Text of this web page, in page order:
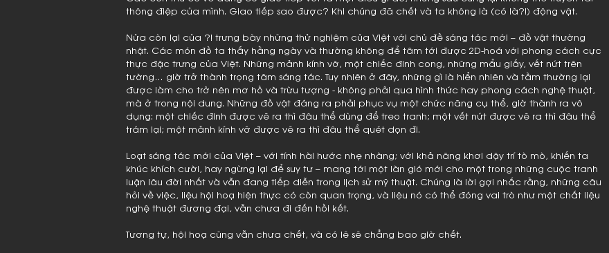
thông điệp của mình. Giao tiếp sao được? Khi chúng đã chết và ta không là (có là?!) động vật.
Nửa còn lại của ?! trưng bày những thử nghiệm của Việt với chủ đề sáng tác mới – đồ vật thường
nhật. Các món đồ ta thấy hằng ngày và thường không để tâm tới được 2D-hoá với phong cách cực
thực đặc trưng của Việt. Những mảnh kính vỡ, một chiếc đinh cong, những mẩu giấy, vết nứt trên
tường… giờ trở thành trọng tâm sáng tác. Tuy nhiên ở đây, những gì là hiển nhiên và tầm thường lại
được làm cho trở nên mơ hồ và trừu tượng - không phải qua hình thức hay phong cách nghệ thuật,
mà ở trong nội dung. Những đồ vật đáng ra phải phục vụ một chức năng cụ thể, giờ thành ra vô
dụng: một chiếc đinh được vẽ ra thì đâu thể dùng để treo tranh; một vết nứt được vẽ ra thì đâu thể
trám lại; một mảnh kính vỡ được vẽ ra thì đâu thể quét dọn đi.
Loạt sáng tác mới của Việt – với tính hài hước nhẹ nhàng; với khả năng khơi dậy trí tò mò, khiến ta
khúc khích cười, hay ngừng lại để suy tư – mang tới một làn gió mới cho một trong những cuộc tranh
luận lâu đời nhất và vẫn đang tiếp diễn trong lịch sử mỹ thuật. Chúng là lời gợi nhắc rằng, những câu
hỏi về việc, liệu hội hoạ hiện thực có còn quan trọng, và liệu nó có thể đóng vai trò như một chất liệu
nghệ thuật đương đại, vẫn chưa đi đến hồi kết.
Tương tự, hội hoạ cũng vẫn chưa chết, và có lẽ sẽ chẳng bao giờ chết.